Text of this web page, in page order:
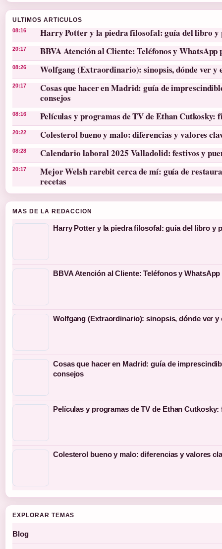
ULTIMOS ARTICULOS
08:16 Harry Potter y la piedra filosofal: guía del libro y
20:17 BBVA Atención al Cliente: Teléfonos y WhatsApp
08:26 Wolfgang (Extraordinario): sinopsis, dónde ver y
20:17
Cosas que hacer en Madrid: guía de
consejos
08:16 Películas y programas de TV de Ethan
20:22 Colesterol bueno y malo: diferencias y valores
08:28 Calendario laboral 2025 Valladolid: festivos y
20:17
Mejor Welsh rarebit cerca de mí: guía de
recetas
MAS DE LA REDACCION
Harry Potter y la piedra filosofal: guía del libro y
BBVA Atención al Cliente: Teléfonos y
Wolfgang (Extraordinario): sinopsis, dónde ver y
Cosas que hacer en Madrid: guía de
consejos
Películas y programas de TV de Ethan
Colesterol bueno y malo: diferencias y valores
EXPLORAR TEMAS
Blog